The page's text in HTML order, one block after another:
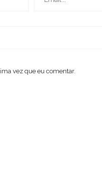
vez que eu comentar.